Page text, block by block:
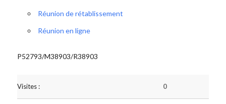
Réunion de rétablissement
Réunion en ligne
P52793/M38903/R38903
Visites : 0